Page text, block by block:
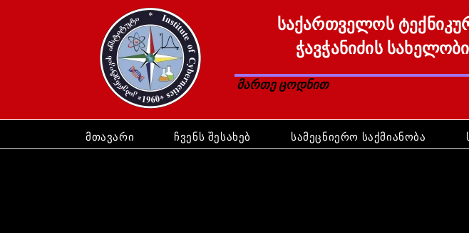
საქართველოს
ჭავჭანიძის
მართე ცოდნით
მთავარი ჩვენს შესახებ სამეცნიერო საქმიანობა